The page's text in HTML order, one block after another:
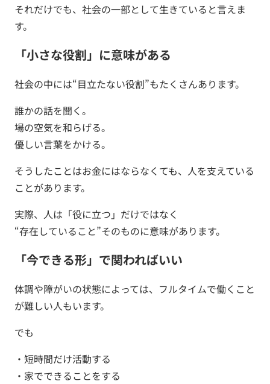
それだけでも、社会の一部として生きていると言えま
す。
「小さな役割」に意味がある
社会の中には“目立たない役割”もたくさんあります。
誰かの話を聞く。
場の空気を和らげる。
優しい言葉をかける。
そうしたことはお金にはならなくても、人を支えている
ことがあります。
実際、人は「役に立つ」だけではなく
“存在していること”そのものに意味があります。
「今できる形」で関わればいい
体調や障がいの状態によっては、フルタイムで働くこと
が難しい人もいます。
でも
・短時間だけ活動する
・家でできることをする